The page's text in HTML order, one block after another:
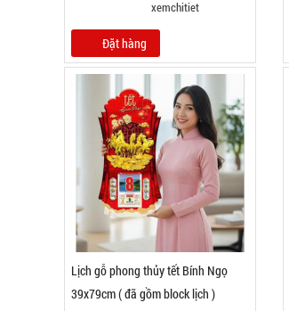
Đặt hàng
Lịch gỗ phong thủy tết Bính Ngọ
39x79cm ( đã gồm block lịch )